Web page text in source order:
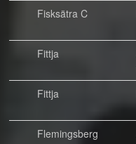
Fisksätra C
Fittja
Fittja
Flemingsberg